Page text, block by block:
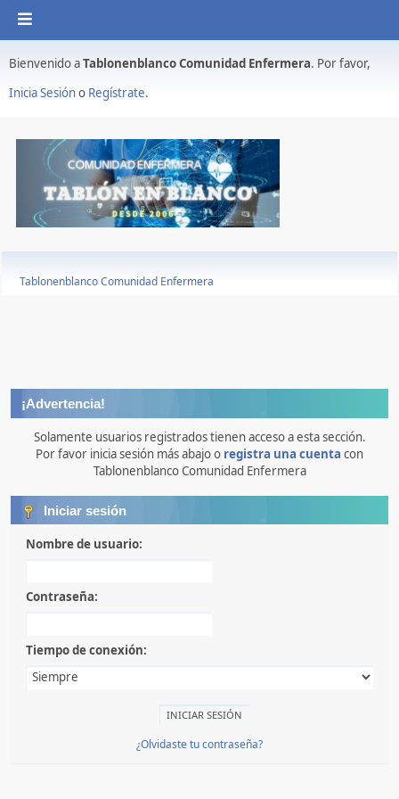
Bienvenido aTablonenblanco Comunidad Enfermera. Por favor,
Inicia Sesióno Regístrate.
Tablonenblanco Comunidad Enfermera
¡Advertencia!
Solamente usuarios registrados tienen acceso a esta sección.
Por favor inicia sesión más abajo o registra una cuenta con
Tablonenblanco Comunidad Enfermera
Iniciar sesión
Nombre de usuario:
Contraseña:
Tiempo de conexión:
¿Olvidaste tu contraseña?